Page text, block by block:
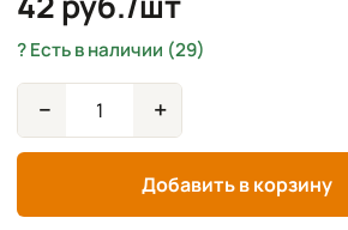
Есть в наличии (29)
− +
Добавить в корзину